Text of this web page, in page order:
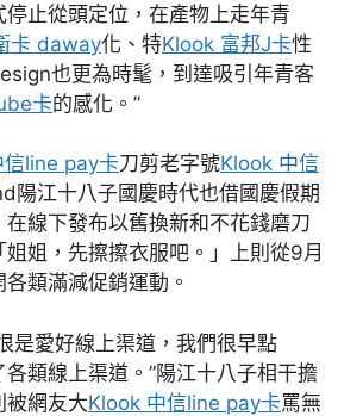
停止從頭定位，在產物上走年青
卡 daway化、特Klook 富邦J卡性
也更為時髦，到達吸引年青客
卡的感化。”
信line pay卡刀剪老字號Klook 中信
陽江十八子國慶時代也借國慶假期
線下發布以舊換新和不花錢磨刀
姐，先擦擦衣服吧。」上則從9月
類滿減促銷運動。
是愛好線上渠道，我們很早點
類線上渠道。”陽江十八子相干擔
被網友大Klook 中信line pay卡罵無